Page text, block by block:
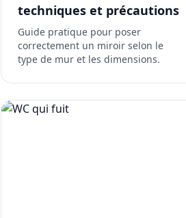
techniques et précautions
Guide pratique pour poser
correctement un miroir selon le
type de mur et les dimensions.